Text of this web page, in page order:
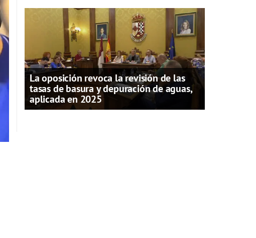
La oposición revoca la revisión de las
tasas de basura y depuración de aguas,
aplicada en 2025